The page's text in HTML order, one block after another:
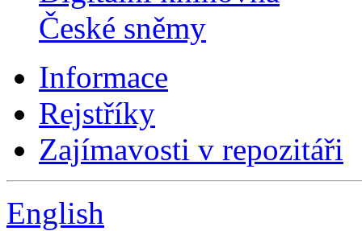
České sněmy
Informace
Rejstříky
Zajímavosti v repozitáři
English